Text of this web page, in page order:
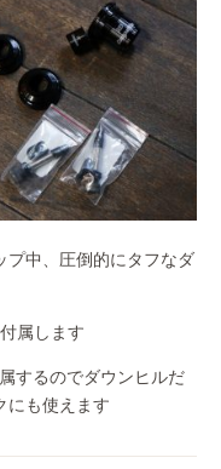
プ中、圧倒的にタフなダ
属します
するのでダウンヒルだ
にも使えます